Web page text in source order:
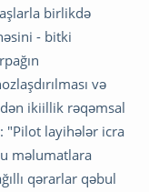
birlikdə
- bitki
və
ikiillik rəqəmsal
"Pilot layihələr icra
məlumatlara
qərarlar qəbul